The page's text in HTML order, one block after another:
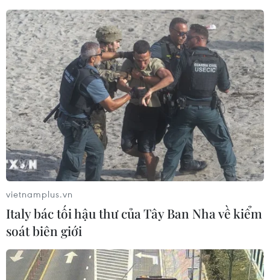
vietnamplus.vn
Italy bác tối hậu thư của Tây Ban Nha về kiểm
soát biên giới